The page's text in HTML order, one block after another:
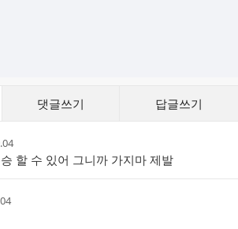
댓글쓰기 답글쓰기
할 수 있어 그니까 가지마 제발